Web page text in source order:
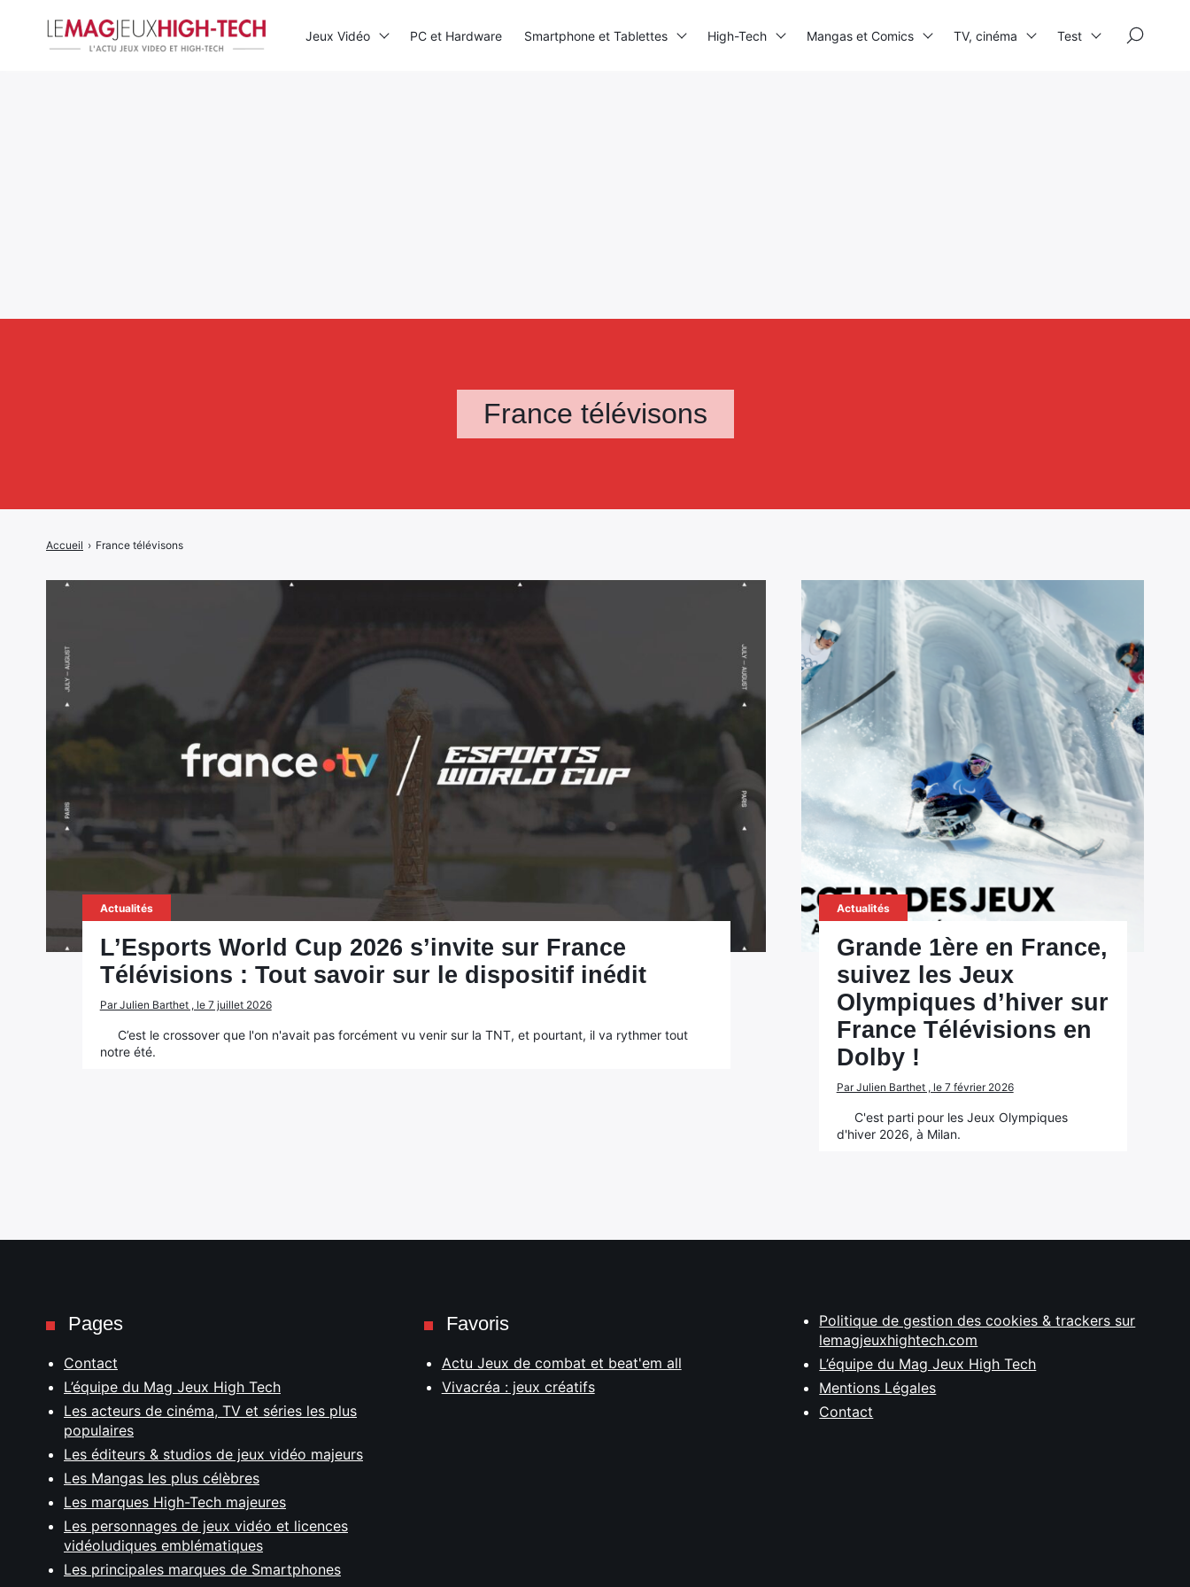
France télévisons
Accueil › France télévisons
Actualités
L’Esports World Cup 2026 s’invite sur France
Télévisions : Tout savoir sur le dispositif inédit
Par Julien Barthet , le 7 juillet 2026
C’est le crossover que l'on n'avait pas forcément vu venir sur la TNT, et pourtant, il va rythmer tout
notre été.
Actualités
Grande 1ère en France,
suivez les Jeux
Olympiques d’hiver sur
France Télévisions en
Dolby !
Par Julien Barthet , le 7 février 2026
C'est parti pour les Jeux Olympiques
d'hiver 2026, à Milan.
Jeux Vidéo PC et Hardware Smartphone et Tablettes High-Tech Mangas et Comics TV, cinéma Test
Pages
Contact
L’équipe du Mag Jeux High Tech
Les acteurs de cinéma, TV et séries les plus
populaires
Les éditeurs & studios de jeux vidéo majeurs
Les Mangas les plus célèbres
Les marques High-Tech majeures
Les personnages de jeux vidéo et licences
vidéoludiques emblématiques
Les principales marques de Smartphones
Favoris
Actu Jeux de combat et beat'em all
Vivacréa : jeux créatifs
Politique de gestion des cookies & trackers sur
lemagjeuxhightech.com
L’équipe du Mag Jeux High Tech
Mentions Légales
Contact